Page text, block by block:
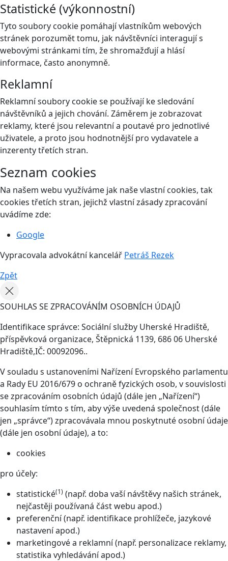
Statistické (výkonnostní)
Tyto soubory cookie pomáhají vlastníkům webových
stránek porozumět tomu, jak návštěvníci interagují s
webovými stránkami tím, že shromažďují a hlásí
informace, často anonymně.
Reklamní
Reklamní soubory cookie se používají ke sledování
návštěvníků a jejich chování. Záměrem je zobrazovat
reklamy, které jsou relevantní a poutavé pro jednotlivé
uživatele, a proto jsou hodnotnější pro vydavatele a
inzerenty třetích stran.
Seznam cookies
Na našem webu využíváme jak naše vlastní cookies, tak
cookies třetích stran, jejichž vlastní zásady zpracování
uvádíme zde:
Google
Vypracovala advokátní kancelář Petráš Rezek
Zpět
SOUHLAS SE ZPRACOVÁNÍM OSOBNÍCH ÚDAJŮ
Identifikace správce: Sociální služby Uherské Hradiště,
příspěvková organizace, Štěpnická 1139, 686 06 Uherské
Hradiště,IČ: 00092096..
V souladu s ustanoveními Nařízení Evropského parlamentu
a Rady EU 2016/679 o ochraně fyzických osob, v souvislosti
se zpracováním osobních údajů (dále jen „Nařízení“)
souhlasím tímto s tím, aby výše uvedená společnost (dále
jen „správce“) zpracovávala mnou poskytnuté osobní údaje
(dále jen osobní údaje), a to:
cookies
pro účely:
statistické(1) (např. doba vaší návštěvy našich stránek,
nejčastěji používaná část webu apod.)
preferenční (např. identifikace prohlížeče, jazykové
nastavení apod.)
marketingové a reklamní (např. personalizace reklamy,
statistika vyhledávání apod.)